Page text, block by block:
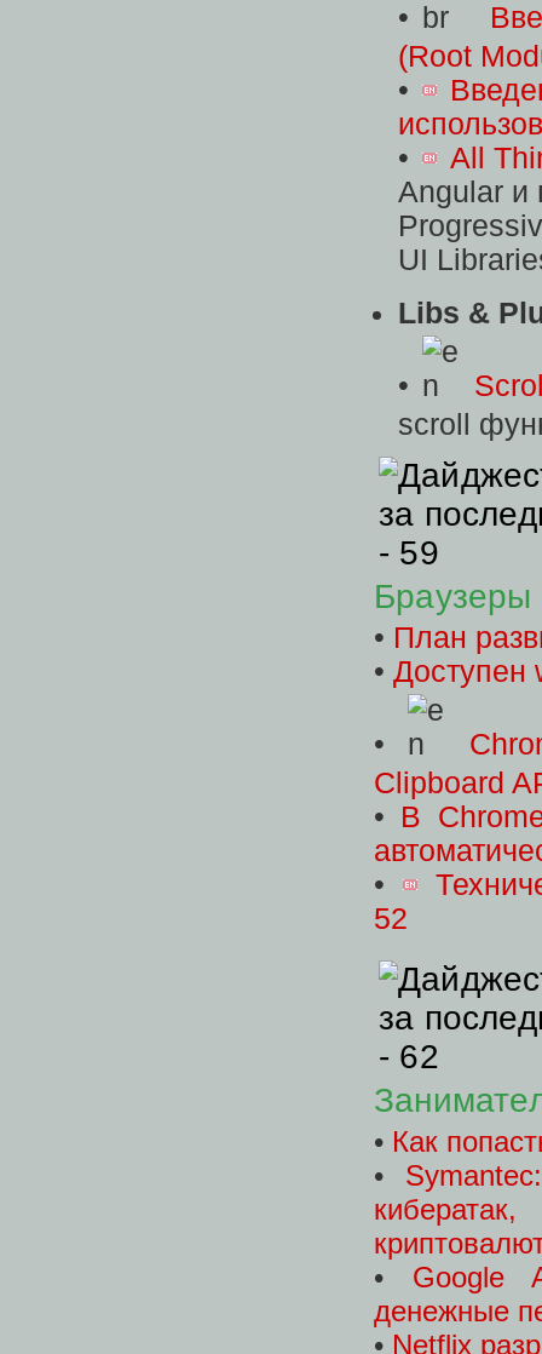
•
(Root
•
•
All
Angular и
UI
Libs &
•
scroll
Браузеры
• План
• Доступен
•
Clipboard
• В
•
52
• Как
•
• Google
денежные
• Netflix